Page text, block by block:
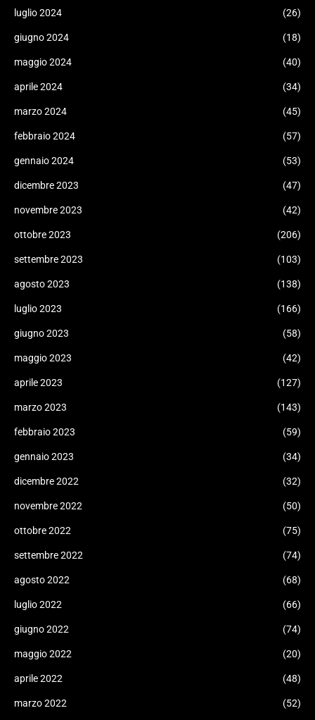
luglio 2024 (26)
giugno 2024 (18)
maggio 2024 (40)
aprile 2024 (34)
marzo 2024 (45)
febbraio 2024 (57)
gennaio 2024 (53)
dicembre 2023 (47)
novembre 2023 (42)
ottobre 2023 (206)
settembre 2023 (103)
agosto 2023 (138)
luglio 2023 (166)
giugno 2023 (58)
maggio 2023 (42)
aprile 2023 (127)
marzo 2023 (143)
febbraio 2023 (59)
gennaio 2023 (34)
dicembre 2022 (32)
novembre 2022 (50)
ottobre 2022 (75)
settembre 2022 (74)
agosto 2022 (68)
luglio 2022 (66)
giugno 2022 (74)
maggio 2022 (20)
aprile 2022 (48)
marzo 2022 (52)